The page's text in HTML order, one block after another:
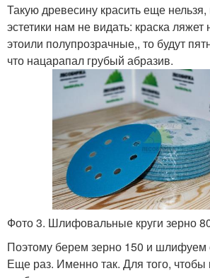
Такую древесину красить еще нельзя,
эстетики нам не видать: краска
этоили полупрозрачные,, то будут
что нацарапал грубый абразив.
Фото 3. Шлифовальные круги зерно
Поэтому берем зерно 150 и шлифуем
Еще раз. Именно так. Для того, чтобы